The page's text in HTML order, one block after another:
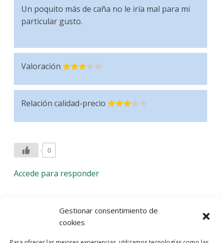
Gestionar consentimiento de
cookies
Un poquito más de caña no le iría mal para mi
particular gusto.
Valoración
Relación calidad-precio
0
Accede para responder
Deja una respuesta